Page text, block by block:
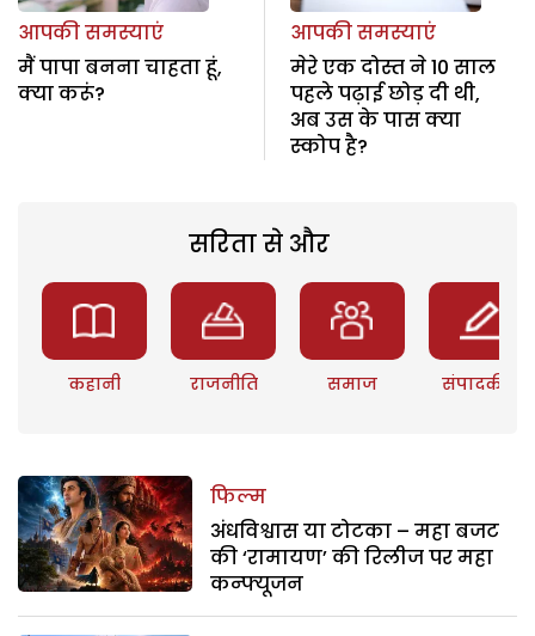
आपकी समस्याएं
मैं पापा बनना चाहता हूं,
क्या करूं?
आपकी समस्याएं
मेरे एक दोस्त ने 10 साल
पहले पढ़ाई छोड़ दी थी,
अब उस के पास क्या
स्कोप है?
सरिता से और
कहानी राजनीति समाज संपादकीय
फिल्म
अंधविश्वास या टोटका – महा बजट
की ‘रामायण’ की रिलीज पर महा
कन्फ्यूजन